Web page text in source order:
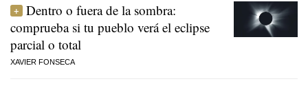
Dentro o fuera de la sombra:
comprueba si tu pueblo verá el eclipse
parcial o total
XAVIER FONSECA